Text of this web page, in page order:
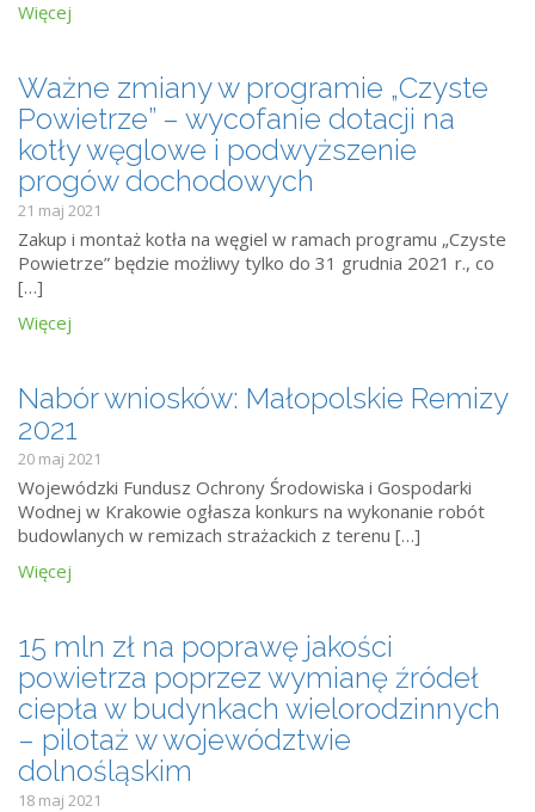
Więcej
Ważne zmiany w programie „Czyste
Powietrze” – wycofanie dotacji na
kotły węglowe i podwyższenie
progów dochodowych
21 maj 2021
Zakup i montaż kotła na węgiel w ramach programu „Czyste
Powietrze” będzie możliwy tylko do 31 grudnia 2021 r., co
[…]
Więcej
Nabór wniosków: Małopolskie Remizy
2021
20 maj 2021
Wojewódzki Fundusz Ochrony Środowiska i Gospodarki
Wodnej w Krakowie ogłasza konkurs na wykonanie robót
budowlanych w remizach strażackich z terenu […]
Więcej
15 mln zł na poprawę jakości
powietrza poprzez wymianę źródeł
ciepła w budynkach wielorodzinnych
– pilotaż w województwie
dolnośląskim
18 maj 2021